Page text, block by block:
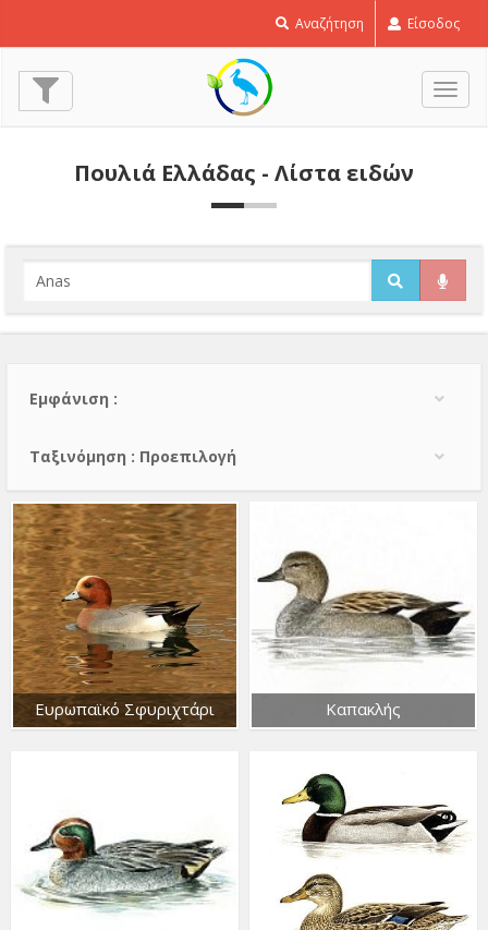
Αναζήτηση Είσοδος
Πουλιά Ελλάδας - Λίστα ειδών
Εμφάνιση :
Тαξινόμηση : Προεπιλογή
Ευρωπαϊκό Σφυριχτάρι Καπακλής